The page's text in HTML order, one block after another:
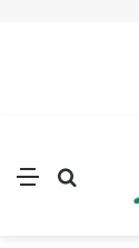
بحث